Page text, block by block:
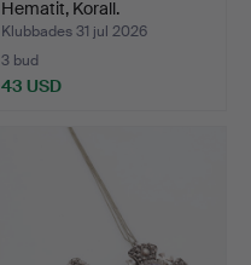
Hematit, Korall.
Klubbades 31 jul 2026
3 bud
43 USD